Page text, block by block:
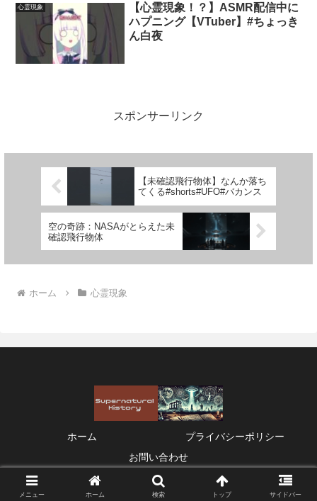
心霊現象
【心霊現象！？】ASMR配信中に
ハプニング【VTuber】#ちょっき
ん白夜
スポンサーリンク
【未確認飛行物体】なんか落ち
てくる#shorts#UFO#バカンス
空の奇跡：NASAがとらえた未
確認飛行物体
ホーム 心霊現象
ホーム
プライバシーポリシー
お問い合わせ
© 2021 Supernatural History.
メニュー ホーム 検索 トップ サイドバー